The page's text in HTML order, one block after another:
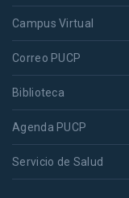
Campus Virtual
Correo PUCP
Biblioteca
Agenda PUCP
Servicio de Salud